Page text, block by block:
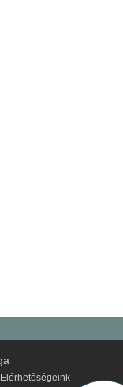
Elérhetőségeink